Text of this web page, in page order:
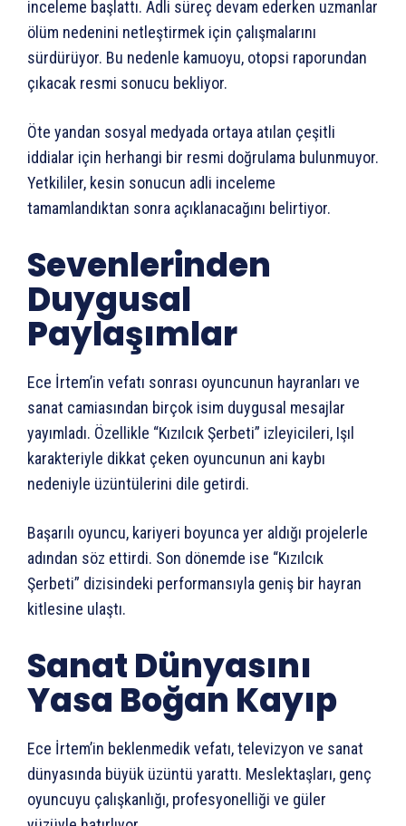
inceleme başlattı. Adli süreç devam ederken uzmanlar
ölüm nedenini netleştirmek için çalışmalarını
sürdürüyor. Bu nedenle kamuoyu, otopsi raporundan
çıkacak resmi sonucu bekliyor.
Öte yandan sosyal medyada ortaya atılan çeşitli
iddialar için herhangi bir resmi doğrulama bulunmuyor.
Yetkililer, kesin sonucun adli inceleme
tamamlandıktan sonra açıklanacağını belirtiyor.
Sevenlerinden
Duygusal
Paylaşımlar
Ece İrtem’in vefatı sonrası oyuncunun hayranları ve
sanat camiasından birçok isim duygusal mesajlar
yayımladı. Özellikle “Kızılcık Şerbeti” izleyicileri, Işıl
karakteriyle dikkat çeken oyuncunun ani kaybı
nedeniyle üzüntülerini dile getirdi.
Başarılı oyuncu, kariyeri boyunca yer aldığı projelerle
adından söz ettirdi. Son dönemde ise “Kızılcık
Şerbeti” dizisindeki performansıyla geniş bir hayran
kitlesine ulaştı.
Sanat Dünyasını
Yasa Boğan Kayıp
Ece İrtem’in beklenmedik vefatı, televizyon ve sanat
dünyasında büyük üzüntü yarattı. Meslektaşları, genç
oyuncuyu çalışkanlığı, profesyonelliği ve güler